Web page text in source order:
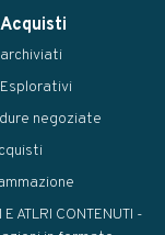
negoziate
E ATLRI CONTENUTI -